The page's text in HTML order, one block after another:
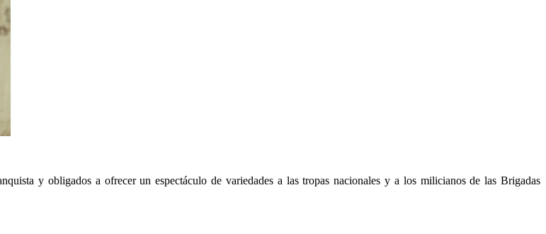
y obligados a ofrecer un espectáculo de variedades a las tropas nacionales y a los milicianos de las Brigadas